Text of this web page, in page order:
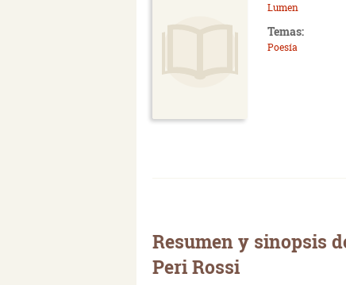
Lumen
Temas:
Poesía
Resumen y sinopsis
Peri Rossi